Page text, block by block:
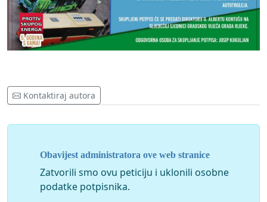
Kontaktiraj autora
Obavijest administratora ove web stranice
Zatvorili smo ovu peticiju i uklonili osobne
podatke potpisnika.